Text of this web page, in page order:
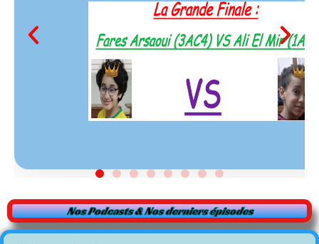
Nos Podcasts & Nos derniers épisodes